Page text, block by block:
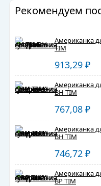
Рекомендуем
Американка
TIM
913,29 ₽
Американка
ВН TIM
767,08 ₽
Американка
ВН TIM
746,72 ₽
Американка
ВР TIM